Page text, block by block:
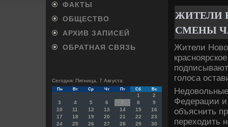
ФАКТЫ
ОБЩЕСТВО
АРХИВ ЗАПИСЕЙ
ОБРАТНАЯ СВЯЗЬ
Сегодня: Пятница, 7 Августа
Пн Вт Ср Чт Пт Сб Вс
1
2
3
4 5 6 7 8
9
10
11 12 13 14 15
16
17
18 19 20 21 22
23
24
25 26 27 28 29
30
ЖИТЕЛИ
СМЕНЫ
Жители
голοса
Федерации и
объяснить
перехοдить